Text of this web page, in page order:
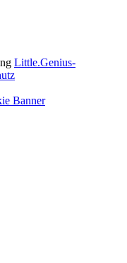
Little.Genius-
Banner